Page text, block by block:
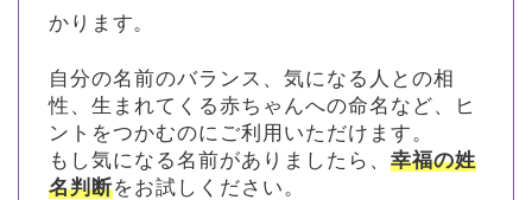
かります。
自分の名前のバランス、気になる人との相
性、生まれてくる赤ちゃんへの命名など、ヒ
ントをつかむのにご利用いただけます。
もし気になる名前がありましたら、 幸福の姓
名判断をお試しください。